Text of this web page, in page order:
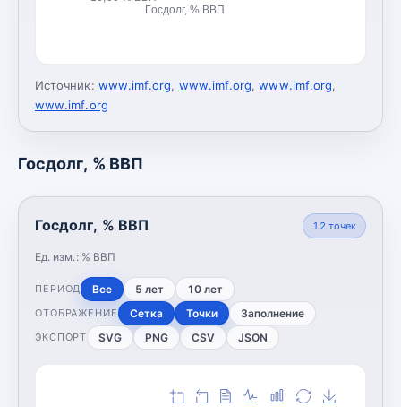
Госдолг, % ВВП
Источник: www.imf.org, www.imf.org,www.imf.org,
www.imf.org
Госдолг, % ВВП
Госдолг, % ВВП
Ед. изм.: % ВВП
12 точек
ПЕРИОД Все 5 лет 10 лет
ОТОБРАЖЕНИЕ Сетка Точки Заполнение
ЭКСПОРТ SVG PNG CSV JSON